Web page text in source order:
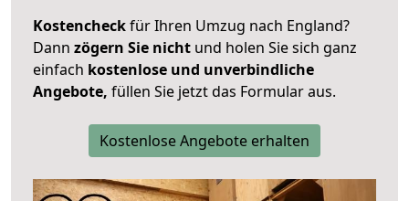
Kostencheckfür Ihren Umzug nach England?
Dann zögern Sie nicht und holen Sie sich ganz
einfach kostenlose und unverbindliche
Angebote, füllen Sie jetzt das Formular aus.
Kostenlose Angebote erhalten